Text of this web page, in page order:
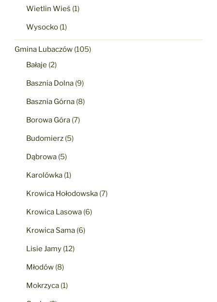
Wietlin Wieś (1)
Wysocko (1)
Gmina Lubaczów (105)
Bałaje (2)
Basznia Dolna (9)
Basznia Górna (8)
Borowa Góra (7)
Budomierz (5)
Dąbrowa (5)
Karolówka (1)
Krowica Hołodowska (7)
Krowica Lasowa (6)
Krowica Sama (6)
Lisie Jamy (12)
Młodów (8)
Mokrzyca (1)